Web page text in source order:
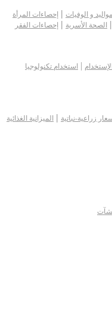
و الوفيات | إحصاءات المرأة
| الصحة الأسرية | إحصاءات الفقر
الإستخدام | استخدام تكنولوجيا
زراعية-نباتية | الميزانية الغذائية